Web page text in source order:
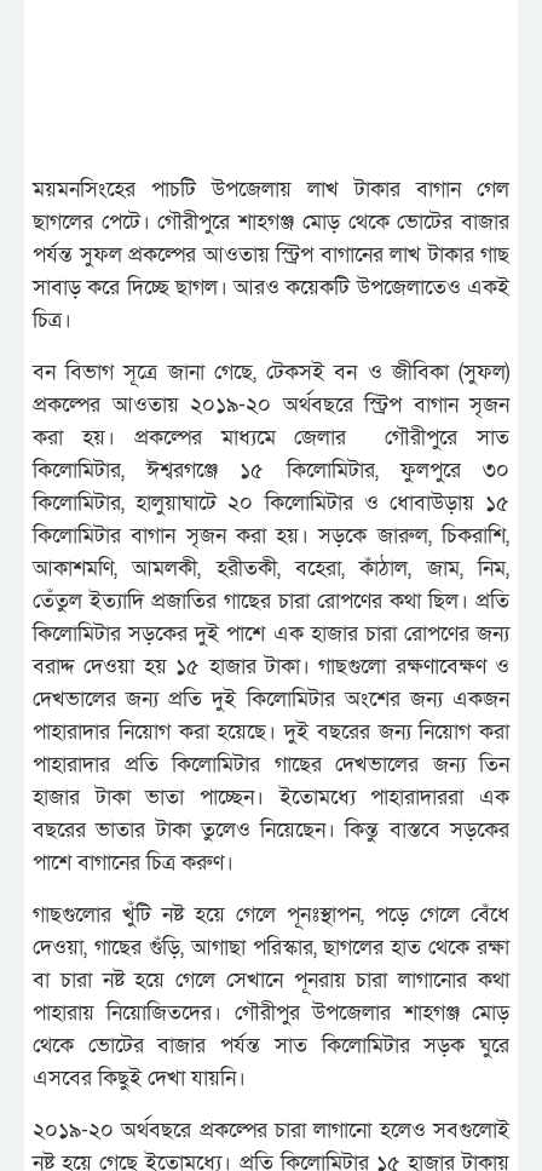
ময়মনসিংহের পাচটি উপজেলায় লাখ টাকার বাগান গেল
ছাগলের পেটে। গৌরীপুরে শাহগঞ্জ মোড় থেকে ভোটের বাজার
পর্যন্ত সুফল প্রকল্পের আওতায় স্ট্রিপ বাগানের লাখ টাকার গাছ
সাবাড় করে দিচ্ছে ছাগল। আরও কয়েকটি উপজেলাতেও একই
চিত্র।
বন বিভাগ সূত্রে জানা গেছে, টেকসই বন ও জীবিকা (সুফল)
প্রকল্পের আওতায় ২০১৯-২০ অর্থবছরে স্ট্রিপ বাগান সৃজন
করা হয়। প্রকল্পের মাধ্যমে জেলার গৌরীপুরে সাত
কিলোমিটার, ঈশ্বরগঞ্জে ১৫ কিলোমিটার, ফুলপুরে ৩০
কিলোমিটার, হালুয়াঘাটে ২০ কিলোমিটার ও ধোবাউড়ায় ১৫
কিলোমিটার বাগান সৃজন করা হয়। সড়কে জারুল, চিকরাশি,
আকাশমণি, আমলকী, হরীতকী, বহেরা, কাঁঠাল, জাম, নিম,
তেঁতুল ইত্যাদি প্রজাতির গাছের চারা রোপণের কথা ছিল। প্রতি
কিলোমিটার সড়কের দুই পাশে এক হাজার চারা রোপণের জন্য
বরাদ্দ দেওয়া হয় ১৫ হাজার টাকা। গাছগুলো রক্ষণাবেক্ষণ ও
দেখভালের জন্য প্রতি দুই কিলোমিটার অংশের জন্য একজন
পাহারাদার নিয়োগ করা হয়েছে। দুই বছরের জন্য নিয়োগ করা
পাহারাদার প্রতি কিলোমিটার গাছের দেখভালের জন্য তিন
হাজার টাকা ভাতা পাচ্ছেন। ইতোমধ্যে পাহারাদাররা এক
বছরের ভাতার টাকা তুলেও নিয়েছেন। কিন্তু বাস্তবে সড়কের
পাশে বাগানের চিত্র করুণ।
গাছগুলোর খুঁটি নষ্ট হয়ে গেলে পূনঃস্থাপন, পড়ে গেলে বেঁধে
দেওয়া, গাছের গুঁড়ি, আগাছা পরিস্কার, ছাগলের হাত থেকে রক্ষা
বা চারা নষ্ট হয়ে গেলে সেখানে পূনরায় চারা লাগানোর কথা
পাহারায় নিয়োজিতদের। গৌরীপুর উপজেলার শাহগঞ্জ মোড়
থেকে ভোটের বাজার পর্যন্ত সাত কিলোমিটার সড়ক ঘুরে
এসবের কিছুই দেখা যায়নি।
২০১৯-২০ অর্থবছরে প্রকল্পের চারা লাগানো হলেও সবগুলোই
নষ্ট হয়ে গেছে ইতোমধ্যে। প্রতি কিলোমিটার ১৫ হাজার টাকায়